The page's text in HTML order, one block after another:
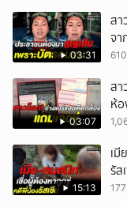
03:31
สา
จา
03:07
สา
ห้
15:13
เ
รัส